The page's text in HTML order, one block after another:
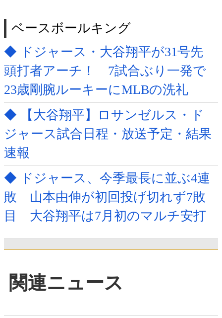
ベースボールキング
◆ ドジャース・大谷翔平が31号先
頭打者アーチ！ 7試合ぶり一発で
23歳剛腕ルーキーにMLBの洗礼
◆ 【大谷翔平】ロサンゼルス・ド
ジャース試合日程・放送予定・結果
速報
◆ ドジャース、今季最長に並ぶ4連
敗 山本由伸が初回投げ切れず7敗
目 大谷翔平は7月初のマルチ安打
関連ニュース